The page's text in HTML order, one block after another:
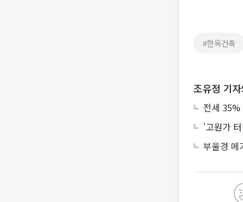
#한옥건축
조유정 기
전세
'고원가
부울경